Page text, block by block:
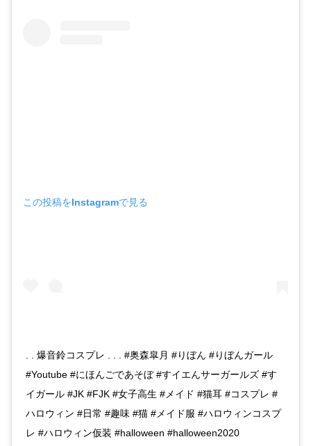
この投稿をInstagramで見る
. . 爆音鈴コスプレ . . . #奥森皐月 #りぼん #りぼんガール
#Youtube #にほんごであそぼ #すイエんサーガールズ #す
イガール #JK #FJK #女子高生 #メイド #猫耳 #コスプレ #
ハロウィン #日常 #趣味 #猫 #メイド服 #ハロウィンコスプ
レ #ハロウィン仮装 #halloween #halloween2020